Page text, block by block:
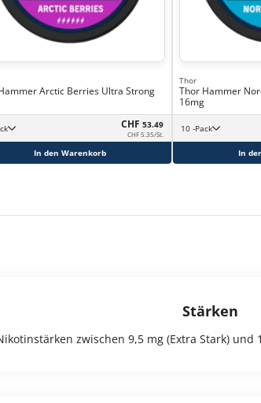
Arctic Berries Ultra Strong
CHF 53.49
CHF 5.35/St.
In den Warenkorb
Thor
Thor Hammer
16mg
10 -Pack
In
Stärken
zwischen 9,5 mg (Extra Stark)